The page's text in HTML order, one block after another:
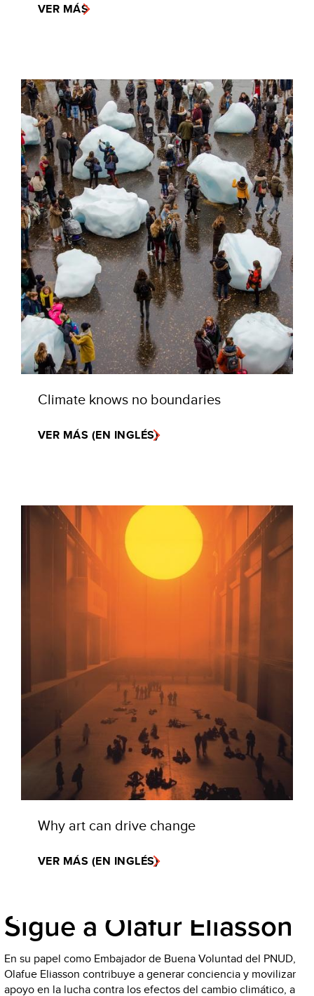
VER MÁS
Climate knows no boundaries
VER MÁS (EN INGLÉS)
Why art can drive change
VER MÁS (EN INGLÉS)
Sigue a Olafur Eliasson
En su papel como Embajador de Buena Voluntad del PNUD,
Olafue Eliasson contribuye a generar conciencia y movilizar
apoyo en la lucha contra los efectos del cambio climático, a